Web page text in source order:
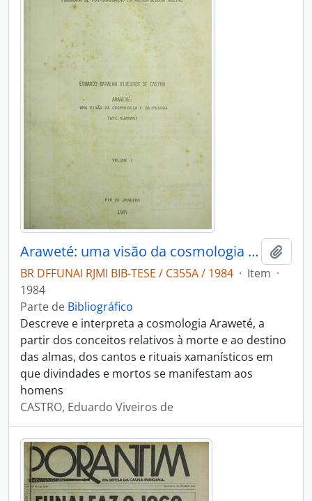
Araweté: uma visão da cosmologia e da pessoa tupi-guarani
BR DFFUNAI RJMI BIB-TESE / C355A / 1984 · Item ·
1984
Parte de Bibliográfico
Descreve e interpreta a cosmologia Araweté, a
partir dos conceitos relativos à morte e ao destino
das almas, dos cantos e rituais xamanísticos em
que divindades e mortos se manifestam aos
homens
CASTRO, Eduardo Viveiros de